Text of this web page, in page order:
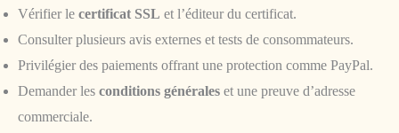
Vérifier le certificat SSL et l’éditeur du certificat.
Consulter plusieurs avis externes et tests de consommateurs.
Privilégier des paiements offrant une protection comme PayPal.
Demander les conditions générales et une preuve d’adresse
commerciale.